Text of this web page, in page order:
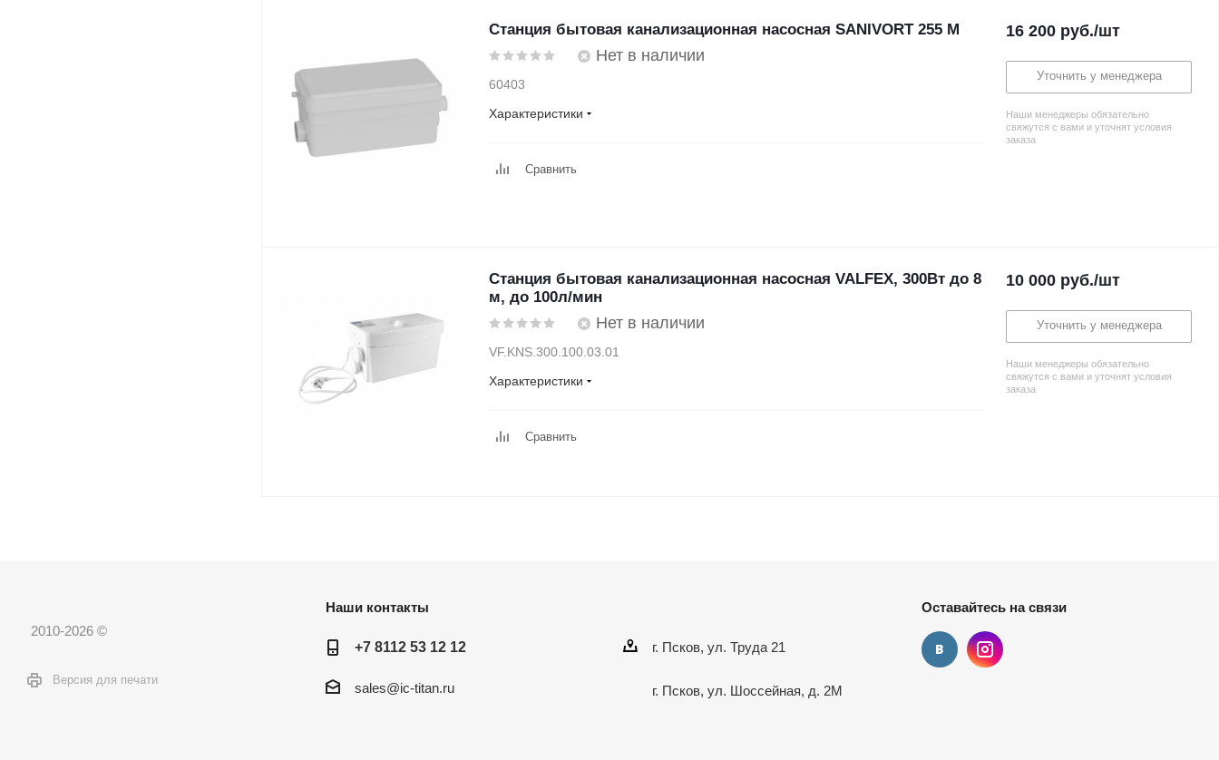
Станция бытовая канализационная насосная SANIVORT 255 M
Нет в наличии
60403
Характеристики
Сравнить
16 200 руб./шт
Уточнить у менеджера
Наши менеджеры обязательно
свяжутся с вами и уточнят условия
заказа
Станция бытовая канализационная насосная VALFEX, 300Вт до 8
м, до 100л/мин
Нет в наличии
VF.KNS.300.100.03.01
Характеристики
Сравнить
10 000 руб./шт
Уточнить у менеджера
Наши менеджеры обязательно
свяжутся с вами и уточнят условия
заказа
2010-2026 ©
Версия для печати
Наши контакты
+7 8112 53 12 12
sales@ic-titan.ru
г. Псков, ул. Труда 21
г. Псков, ул. Шоссейная, д. 2М
Оставайтесь на связи